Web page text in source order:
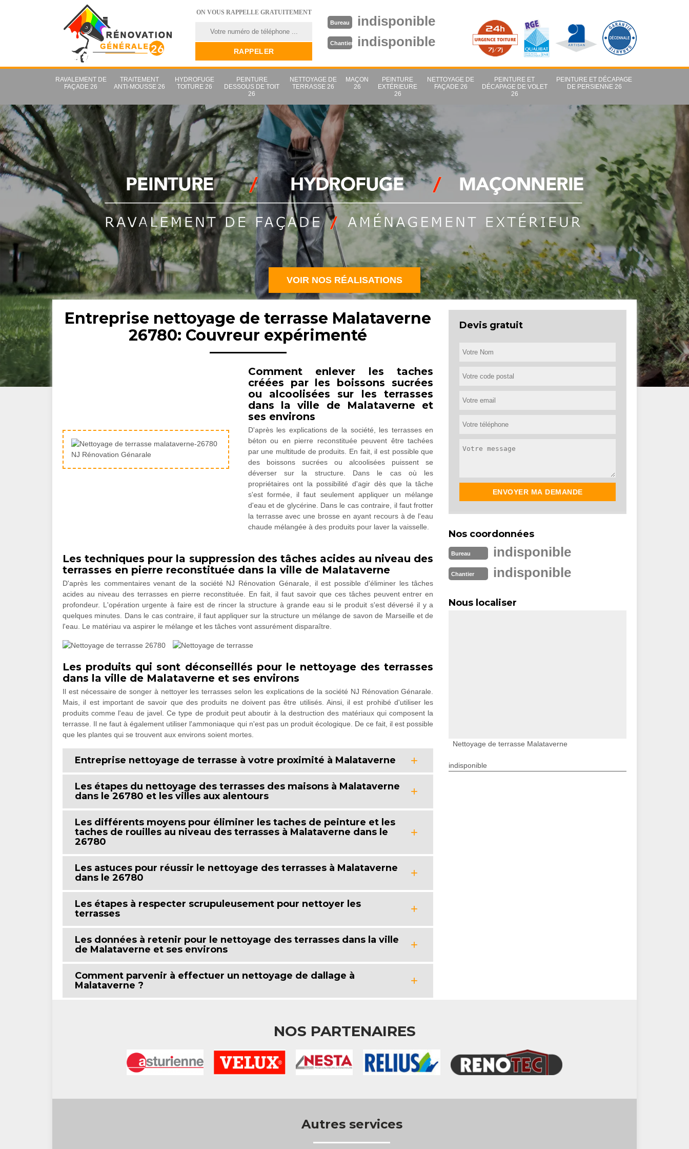
ON VOUS RAPPELLE GRATUITEMENT
Bureau indisponible
Chantier indisponible
RAVALEMENT DE
FAÇADE 26
TRAITEMENT
ANTI-MOUSSE 26
HYDROFUGE
TOITURE 26
PEINTURE
DESSOUS DE TOIT
26
NETTOYAGE DE
TERRASSE 26
MAÇON
26
PEINTURE
EXTÉRIEURE
26
NETTOYAGE DE
FAÇADE 26
PEINTURE ET
DÉCAPAGE DE VOLET
26
PEINTURE ET DÉCAPAGE
DE PERSIENNE 26
VOIR NOS RÉALISATIONS
Entreprise nettoyage de terrasse Malataverne
26780: Couvreur expérimenté
Comment enlever les taches
créées par les boissons sucrées
ou alcoolisées sur les terrasses
dans la ville de Malataverne et
ses environs
D'après les explications de la société, les terrasses en
béton ou en pierre reconstituée peuvent être tachées
par une multitude de produits. En fait, il est possible que
des boissons sucrées ou alcoolisées puissent se
déverser sur la structure. Dans le cas où les
propriétaires ont la possibilité d'agir dès que la tâche
s'est formée, il faut seulement appliquer un mélange
d'eau et de glycérine. Dans le cas contraire, il faut frotter
la terrasse avec une brosse en ayant recours à de l'eau
chaude mélangée à des produits pour laver la vaisselle.
Les techniques pour la suppression des tâches acides au niveau des
terrasses en pierre reconstituée dans la ville de Malataverne
D'après les commentaires venant de la société NJ Rénovation Génarale, il est possible d'éliminer les tâches
acides au niveau des terrasses en pierre reconstituée. En fait, il faut savoir que ces tâches peuvent entrer en
profondeur. L'opération urgente à faire est de rincer la structure à grande eau si le produit s'est déversé il y a
quelques minutes. Dans le cas contraire, il faut appliquer sur la structure un mélange de savon de Marseille et de
l'eau. Le matériau va aspirer le mélange et les tâches vont assurément disparaître.
Les produits qui sont déconseillés pour le nettoyage des terrasses
dans la ville de Malataverne et ses environs
Il est nécessaire de songer à nettoyer les terrasses selon les explications de la société NJ Rénovation Génarale.
Mais, il est important de savoir que des produits ne doivent pas être utilisés. Ainsi, il est prohibé d'utiliser les
produits comme l'eau de javel. Ce type de produit peut aboutir à la destruction des matériaux qui composent la
terrasse. Il ne faut à également utiliser l'ammoniaque qui n'est pas un produit écologique. De ce fait, il est possible
que les plantes qui se trouvent aux environs soient mortes.
Entreprise nettoyage de terrasse à votre proximité à Malataverne
Les étapes du nettoyage des terrasses des maisons à Malataverne
dans le 26780 et les villes aux alentours
Les différents moyens pour éliminer les taches de peinture et les
taches de rouilles au niveau des terrasses à Malataverne dans le
26780
Les astuces pour réussir le nettoyage des terrasses à Malataverne
dans le 26780
Les étapes à respecter scrupuleusement pour nettoyer les
terrasses
Les données à retenir pour le nettoyage des terrasses dans la ville
de Malataverne et ses environs
Comment parvenir à effectuer un nettoyage de dallage à
Malataverne ?
Devis gratuit
Nos coordonnées
Bureau indisponible
Chantier indisponible
Nous localiser
Nettoyage de terrasse Malataverne
indisponible
NOS PARTENAIRES
Autres services